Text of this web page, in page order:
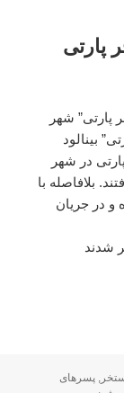
پارتی
پارتی” شهر
بینالود
در شهر
بلافاصله با
در جریان
شدند
,پسرهای